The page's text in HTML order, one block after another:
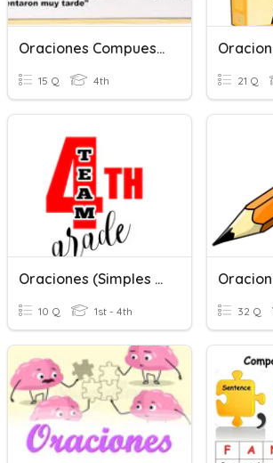
Oraciones Compuestas
15 Q 4th 21 Q
Oraciones (Simples O Complejas)
10 Q 1st - 4th 32 Q